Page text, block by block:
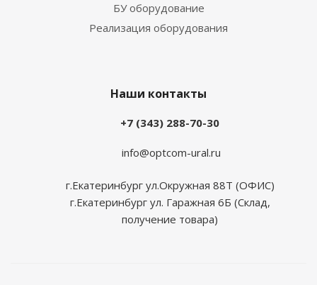
БУ оборудование
Реализация оборудования
Наши контакты
+7 (343) 288-70-30
info@optcom-ural.ru
г.Екатеринбург ул.Окружная 88Т (ОФИС)
г.Екатеринбург ул. Гаражная 6Б (Склад,
получение товара)